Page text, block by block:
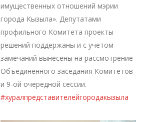
имущественных отношений мэрии
города Кызыла». Депутатами
профильного Комитета проекты
решений поддержаны и с учетом
замечаний вынесены на рассмотрение
Объединенного заседания Комитетов
и 9-ой очередной сессии.
#хуралпредставителейгородакызыла